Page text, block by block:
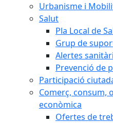
Urbanisme i
Salut
Pla Local de
Grup de
Alertes
Prevenció de
Participació
Comerç, consum,
econòmica
Ofertes de